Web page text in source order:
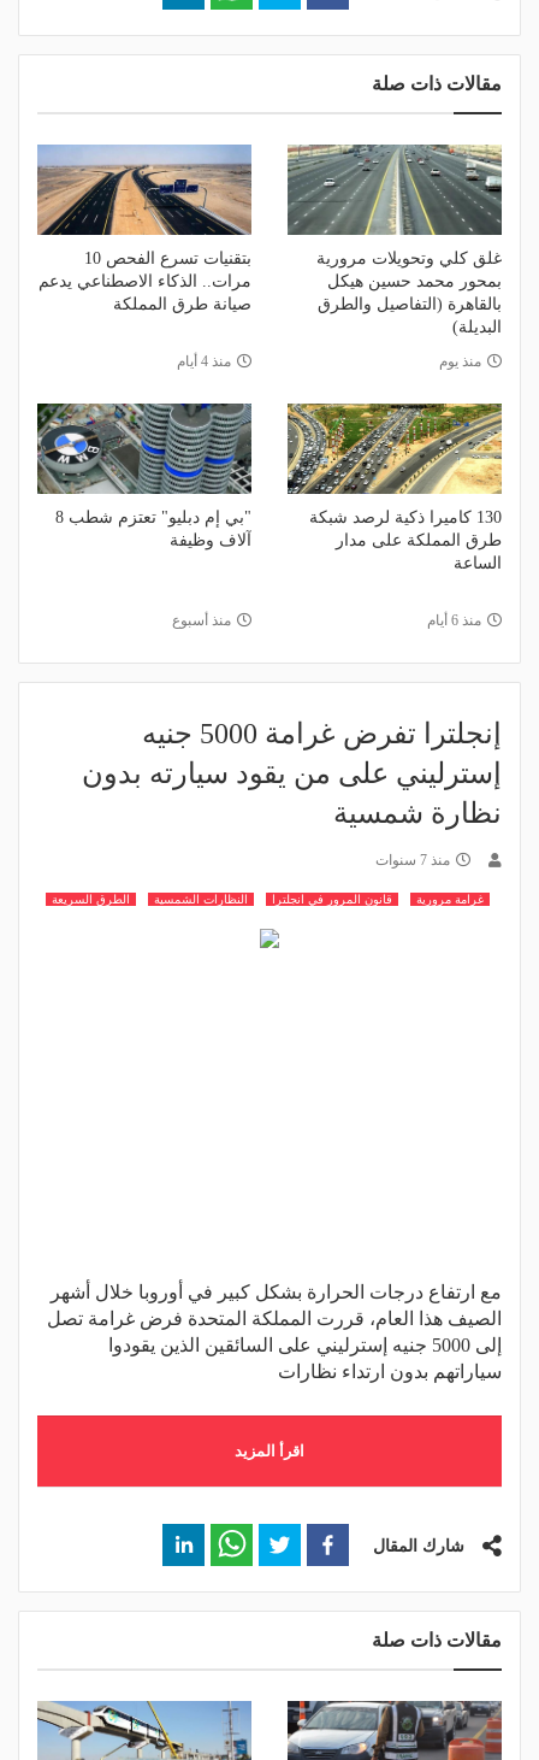
مقالات ذات صلة
غلق كلي وتحويلات مرورية
بمحور محمد حسين هيكل
بالقاهرة (التفاصيل والطرق
البديلة)
منذ يوم
بتقنيات تسرع الفحص 10
مرات.. الذكاء الاصطناعي يدعم
صيانة طرق المملكة
منذ 4 أيام
130 كاميرا ذكية لرصد شبكة
طرق المملكة على مدار
الساعة
منذ 6 أيام
"بي إم دبليو" تعتزم شطب 8
آلاف وظيفة
منذ أسبوع
إنجلترا تفرض غرامة 5000 جنيه
إسترليني على من يقود سيارته بدون
نظارة شمسية
منذ 7 سنوات
غرامة مرورية قانون المرور في انجلترا النظارات الشمسية الطرق السريعة
مع ارتفاع درجات الحرارة بشكل كبير في أوروبا خلال أشهر
الصيف هذا العام، قررت المملكة المتحدة فرض غرامة تصل
إلى 5000 جنيه إسترليني على السائقين الذين يقودوا
سياراتهم بدون ارتداء نظارات
اقرأ المزيد
شارك المقال
مقالات ذات صلة